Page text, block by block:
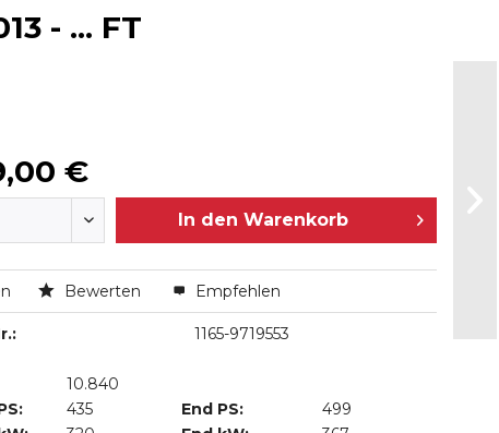
- ... FT
€
In den Warenkorb
Bewerten Empfehlen
1165-9719553
10.840
435 End PS:
499